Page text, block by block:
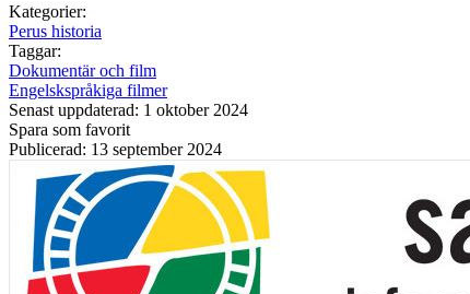
Kategorier:
Perus historia
Taggar:
Dokumentär och film
Engelskspråkiga filmer
Senast uppdaterad: 1 oktober 2024
Spara som favorit
Publicerad: 13 september 2024